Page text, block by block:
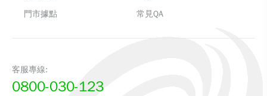
門市據點
常見QA
客服專線:
0800-030-123